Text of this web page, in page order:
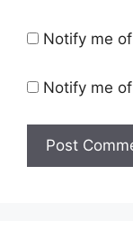
Notify me
Notify me